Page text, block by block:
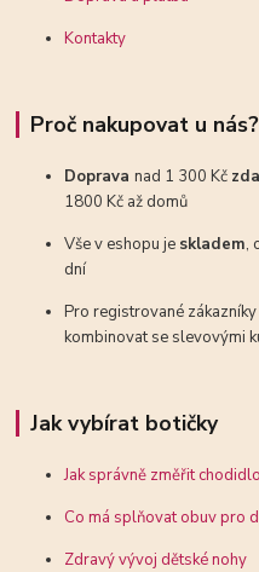
Kontakty
Proč nakupovat u nás?
Dopravanad 1 300 Kč
1800 Kč až domů
Vše v eshopu je skladem,
dní
Pro registrované zákazníky
kombinovat se slevovými
Jak vybírat botičky
Jak správně změřit chodidlo
Co má splňovat obuv pro
Zdravý vývoj dětské nohy